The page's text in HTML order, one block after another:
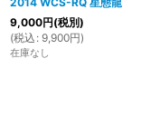
9,000円(税別)
(税込 : 9,900円)
在庫なし